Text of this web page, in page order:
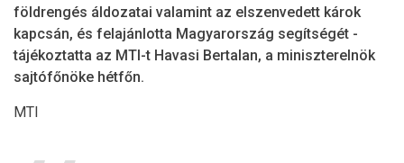
földrengés áldozatai valamint az elszenvedett károk
kapcsán, és felajánlotta Magyarország segítségét -
tájékoztatta az MTI-t Havasi Bertalan, a miniszterelnök
sajtófőnöke hétfőn.
MTI